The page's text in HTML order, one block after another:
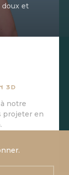
3D
notre
projeter en
doux et